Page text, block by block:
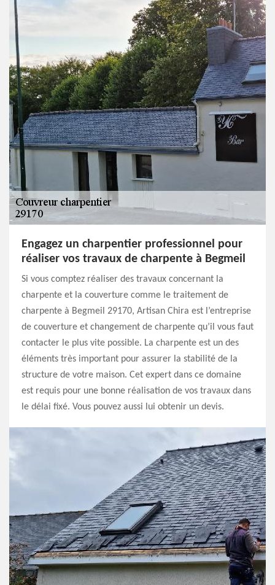
Engagez un charpentier professionnel pour
réaliser vos travaux de charpente à Begmeil
Si vous comptez réaliser des travaux concernant la
charpente et la couverture comme le traitement de
charpente à Begmeil 29170, Artisan Chira est l’entreprise
de couverture et changement de charpente qu’il vous faut
contacter le plus vite possible. La charpente est un des
éléments très important pour assurer la stabilité de la
structure de votre maison. Cet expert dans ce domaine
est requis pour une bonne réalisation de vos travaux dans
le délai fixé. Vous pouvez aussi lui obtenir un devis.